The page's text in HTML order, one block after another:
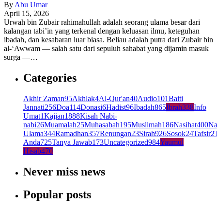
By Abu Umar
April 15, 2026
Urwah bin Zubair rahimahullah adalah seorang ulama besar dari
kalangan tabi’in yang terkenal dengan keluasan ilmu, keteguhan
ibadah, dan kesabaran luar biasa. Beliau adalah putra dari Zubair bin
al-‘Awwam — salah satu dari sepuluh sahabat yang dijamin masuk
surga —…
Categories
Akhir Zaman95Akhlak4Al-Qur'an40Audio101Baiti
Jannati256Doa114Donasi6Hadist96Ibadah865Ibrah338Info
Umat1Kajian1888Kisah Nabi-
nabi26Muamalah25Muhasabah195Muslimah186Nasihat400
Ulama344Ramadhan357Renungan23Sirah926Sosok24Tafsir2
Anda725Tanya Jawab173Uncategorized984Yaumul
Hisab470
Never miss news
Popular posts